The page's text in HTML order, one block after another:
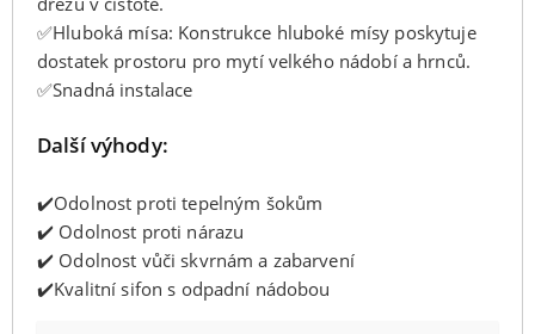
✅Hluboká mísa: Konstrukce hluboké mísy poskytuje
dostatek prostoru pro mytí velkého nádobí a hrnců.
✅Snadná instalace
Další výhody:
✔️Odolnost proti tepelným šokům
✔️ Odolnost proti nárazu
✔️ Odolnost vůči skvrnám a zabarvení
✔️Kvalitní sifon s odpadní nádobou